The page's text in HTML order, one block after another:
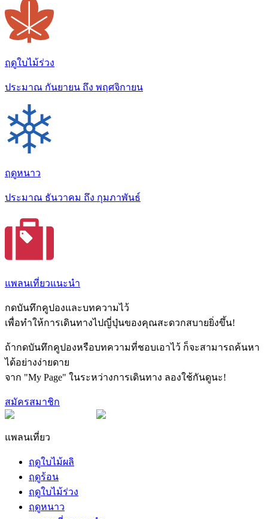
ฤดูใบไม้ร่วง
ประมาณ กันยายน ถึง พฤศจิกายน
ฤดูหนาว
ประมาณ ธันวาคม ถึง กุมภาพันธ์
แพลนเที่ยวแนะนำ
กดบันทึกคูปองและบทความไว้
เพื่อทำให้การเดินทางไปญี่ปุ่นของคุณสะดวกสบายยิ่งขึ้น!
ถ้ากดบันทึกคูปองหรือบทความที่ชอบเอาไว้ ก็จะสามารถค้นหา
ได้อย่างง่ายดาย
จาก "My Page" ในระหว่างการเดินทาง ลองใช้กันดูนะ!
สมัครสมาชิก
แพลนเที่ยว
ฤดูใบไม้ผลิ
ฤดูร้อน
ฤดูใบไม้ร่วง
ฤดูหนาว